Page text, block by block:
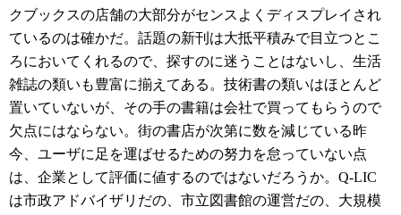
クブックスの店舗の大部分がセンスよくディスプレイされ
ているのは確かだ。話題の新刊は大抵平積みで目立つとこ
ろにおいてくれるので、探すのに迷うことはないし、生活
雑誌の類いも豊富に揃えてある。技術書の類いはほとんど
置いていないが、その手の書籍は会社で買ってもらうので
欠点にはならない。街の書店が次第に数を減じている昨
今、ユーザに足を運ばせるための努力を怠っていない点
は、企業として評価に値するのではないだろうか。Q-LIC
は市政アドバイザリだの、市立図書館の運営だの、大規模